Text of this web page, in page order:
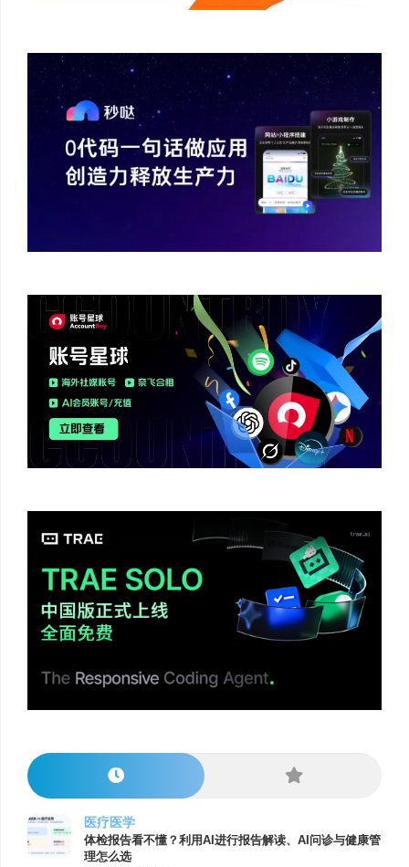
医疗医学
体检报告看不懂？利用AI进行报告解读、AI问诊与健康管
理怎么选